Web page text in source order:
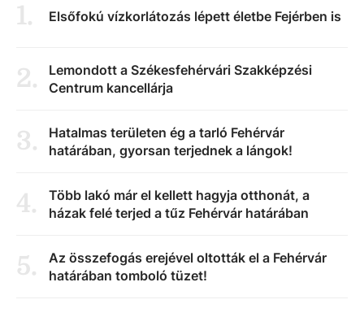
1. Elsőfokú vízkorlátozás lépett életbe Fejérben is
2.
Lemondott a Székesfehérvári Szakképzési
Centrum kancellárja
3.
Hatalmas területen ég a tarló Fehérvár
határában, gyorsan terjednek a lángok!
4.
Több lakó már el kellett hagyja otthonát, a
házak felé terjed a tűz Fehérvár határában
5.
Az összefogás erejével oltották el a Fehérvár
határában tomboló tüzet!